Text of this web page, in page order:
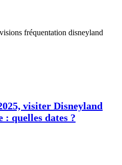
visiter Disneyland
: quelles dates ?